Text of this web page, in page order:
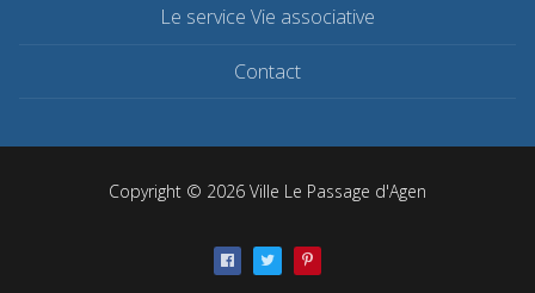
Le service Vie associative
Contact
Copyright © 2026 Ville Le Passage d'Agen